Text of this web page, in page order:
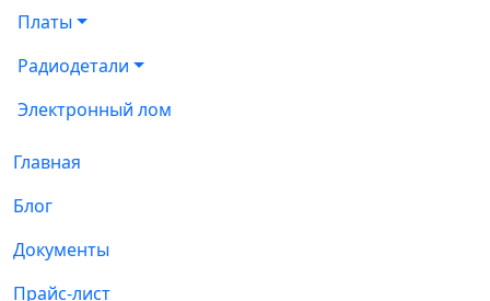
Платы
Радиодетали
Электронный лом
Главная
Блог
Документы
Прайс-лист